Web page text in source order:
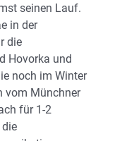
seinen Lauf.
in der
die
Hovorka und
noch im Winter
vom Münchner
für 1-2
die